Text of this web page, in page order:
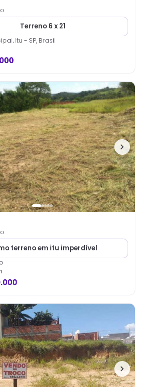
Terreno 6 x 21
Itu - SP, Brasil
terreno em itu imperdível